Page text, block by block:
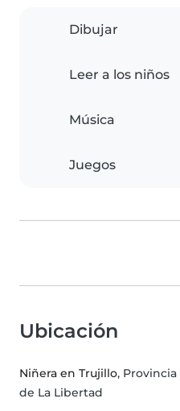
Dibujar
Leer a los niños
Música
Juegos
Ubicación
Niñera en Trujillo,
de La Libertad